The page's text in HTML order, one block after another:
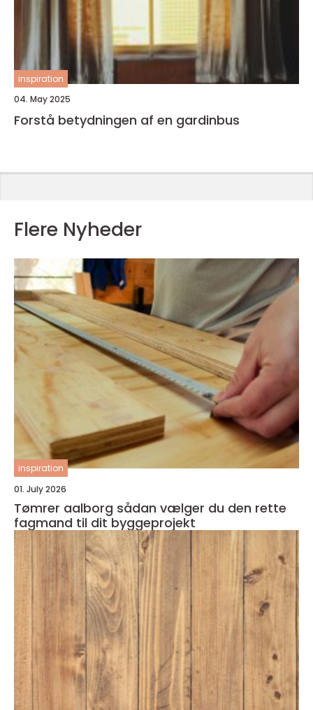
inspiration
04. May 2025
Forstå betydningen af en gardinbus
Flere Nyheder
inspiration
01. July 2026
Tømrer aalborg sådan vælger du den rette
fagmand til dit byggeprojekt